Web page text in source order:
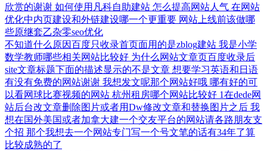
欣赏的谢谢 如何使用凡科自助建站 怎么提高网站人气 在网站
优化中内页建设和外链建设哪一个更重要 网站上线前该做哪
些原继套乙杂零seo优化
不知道什么原因百度只收录首页面用的是zblog建站 我是小学
数学教师哪些相关网站比较好 为什么网站文章页百度收录后
site文章标题下面的描述显示的不是文章 想要学习英语和日语
有没有免费的网站谢谢 我想发文呢那个网站好哦 哪有好的可
以看网球比赛视频的网站 杭州租房哪个网站比较好 1在dede网
站后台改文章删除图片或者用Dw修改文章和替换图片之后 我
想在国外美国或者加拿大建一个交友平台的网站请各路朋友支
个招 那个我想去一个网站专门写一个号文笔的话有34年了算
比较成熟的了